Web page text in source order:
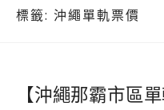
標籤: 沖繩單軌票價
【沖繩那霸市區